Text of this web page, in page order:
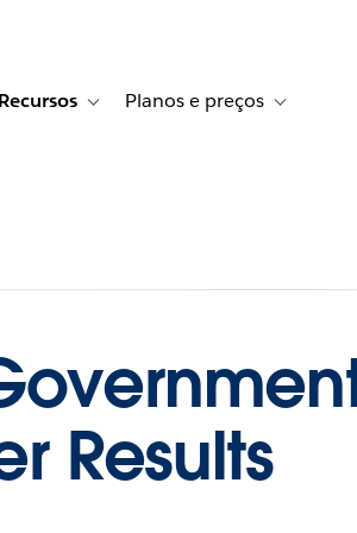
Histórias de clientes
sub-navigation for Soluções
Recursos Toggle sub-navigation for Recursos
Planos e preços Toggle
Results